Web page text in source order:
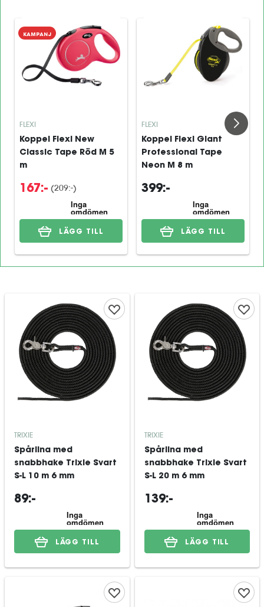
KAMPANJ
FLEXI
Koppel Flexi New
Classic Tape Röd M 5
m
167:- (209:-)
LÄGG TILL
FLEXI
Koppel Flexi Giant
Professional Tape
Neon M 8 m
399:-
LÄGG TILL
TRIXIE
Spårlina med
snabbhake Trixie Svart
S-L 10 m 6 mm
89:-
LÄGG TILL
TRIXIE
Spårlina med
snabbhake Trixie Svart
S-L 20 m 6 mm
139:-
LÄGG TILL